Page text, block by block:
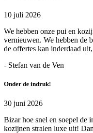
10 juli 2026
We hebben onze pui en
vernieuwen. We hebben de
de offertes kan inderdaad
- Stefan van de Ven
Onder de indruk!
30 juni 2026
Bizar hoe snel en soepel de
kozijnen stralen luxe uit!